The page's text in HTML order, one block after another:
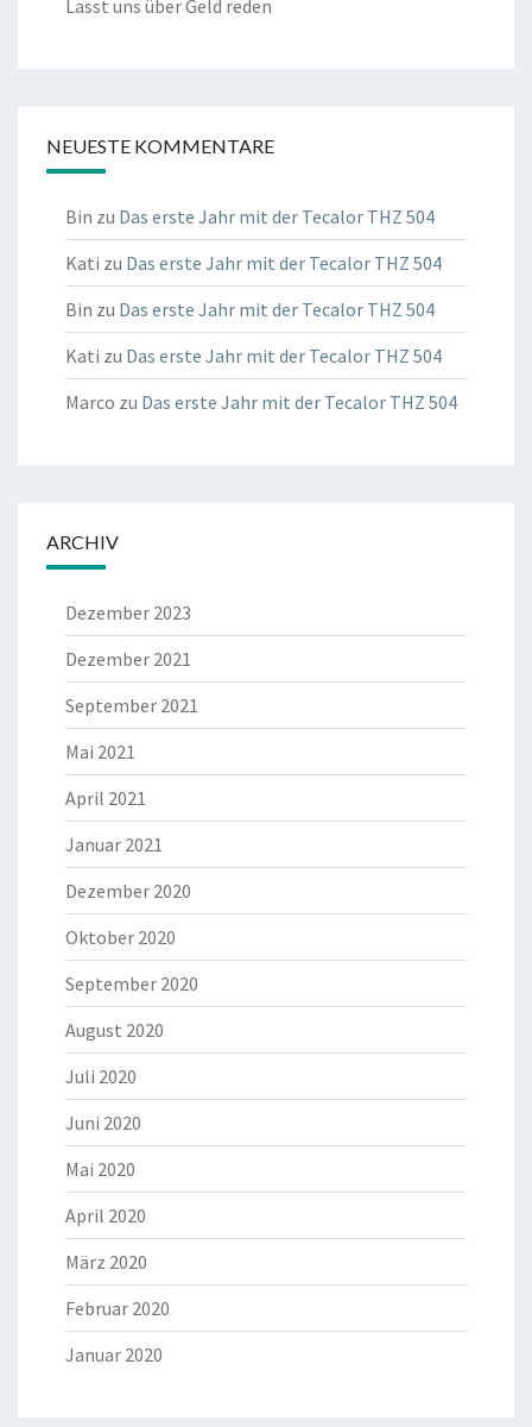
Lasst uns über Geld reden
NEUESTE KOMMENTARE
Bin zu Das erste Jahr mit der Tecalor THZ 504
Kati zu Das erste Jahr mit der Tecalor THZ 504
Bin zu Das erste Jahr mit der Tecalor THZ 504
Kati zu Das erste Jahr mit der Tecalor THZ 504
Marco zu Das erste Jahr mit der Tecalor THZ 504
ARCHIV
Dezember 2023
Dezember 2021
September 2021
Mai 2021
April 2021
Januar 2021
Dezember 2020
Oktober 2020
September 2020
August 2020
Juli 2020
Juni 2020
Mai 2020
April 2020
März 2020
Februar 2020
Januar 2020